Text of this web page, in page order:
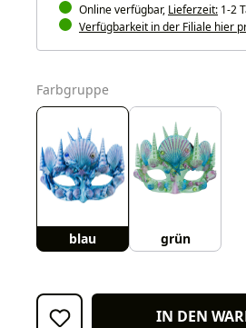
Online verfügbar, Lieferzeit: 1-2
Verfügbarkeit in der Filiale hier
Farbgruppe
blau grün
IN DEN